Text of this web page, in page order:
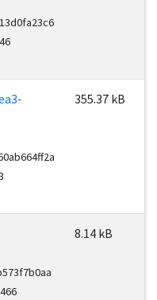
355.37 kB
8.14 kB